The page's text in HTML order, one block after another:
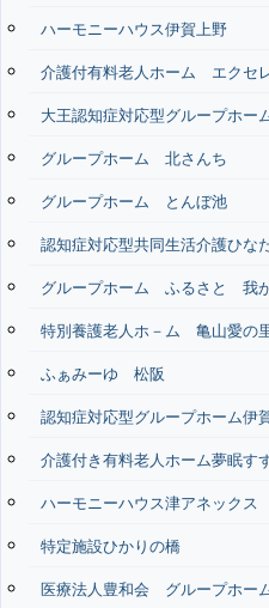
ハーモニーハウス伊賀上野
介護付有料老人ホーム エクセ
大王認知症対応型グループホー
グループホーム 北さんち
グループホーム とんぼ池
認知症対応型共同生活介護ひな
グループホーム ふるさと 我
特別養護老人ホ－ム 亀山愛の
ふぁみーゆ 松阪
認知症対応型グループホーム伊
介護付き有料老人ホーム夢眠す
ハーモニーハウス津アネックス
特定施設ひかりの橋
医療法人豊和会 グループホー